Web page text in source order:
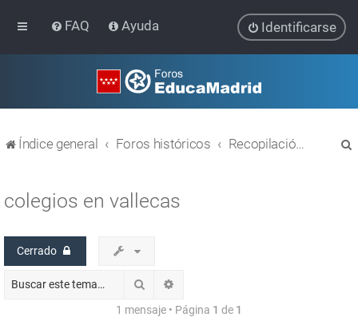
FAQ Ayuda Identificarse
Índice general Foros históricos Recopilación de hilos de foros cerrados
colegios en vallecas
Cerrado
Buscar
1 mensaje • Página 1 de 1